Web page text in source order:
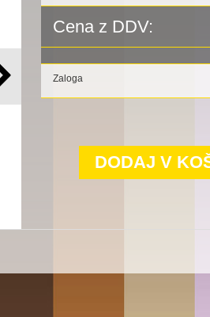
Cena z DDV:
Zaloga
DODAJ V